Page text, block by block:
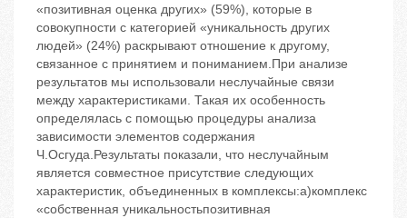
«позитивная оценка других» (59%), которые в
совокупности с категорией «уникальность других
людей» (24%) раскрывают отношение к другому,
связанное с принятием и пониманием.При анализе
результатов мы использовали неслучайные связи
между характеристиками. Такая их особенность
определялась с помощью процедуры анализа
зависимости элементов содержания
Ч.Осгуда.Результаты показали, что неслучайным
является совместное присутствие следующих
характеристик, объединенных в комплексы:а)комплекс
«собственная уникальность‬позитивная